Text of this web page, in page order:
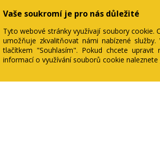
Vaše soukromí je pro nás důležité
Tyto webové stránky využívají soubory cookie.
umožňuje zkvalitňovat námi nabízené
tlačítkem "Souhlasím". Pokud chcete
informací o využívání souborů cookie naleznete